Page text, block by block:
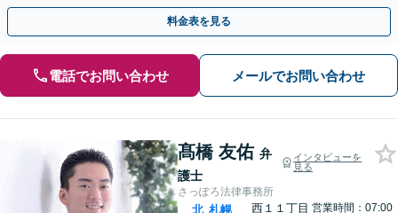
目指します。
料金表を見る
電話でお問い合わせ メールでお問い合わせ
髙橋 友佑 弁
護士
インタビューを
見る
さっぽろ法律事務所
北 札幌 西１１丁目 営業時間：07:00